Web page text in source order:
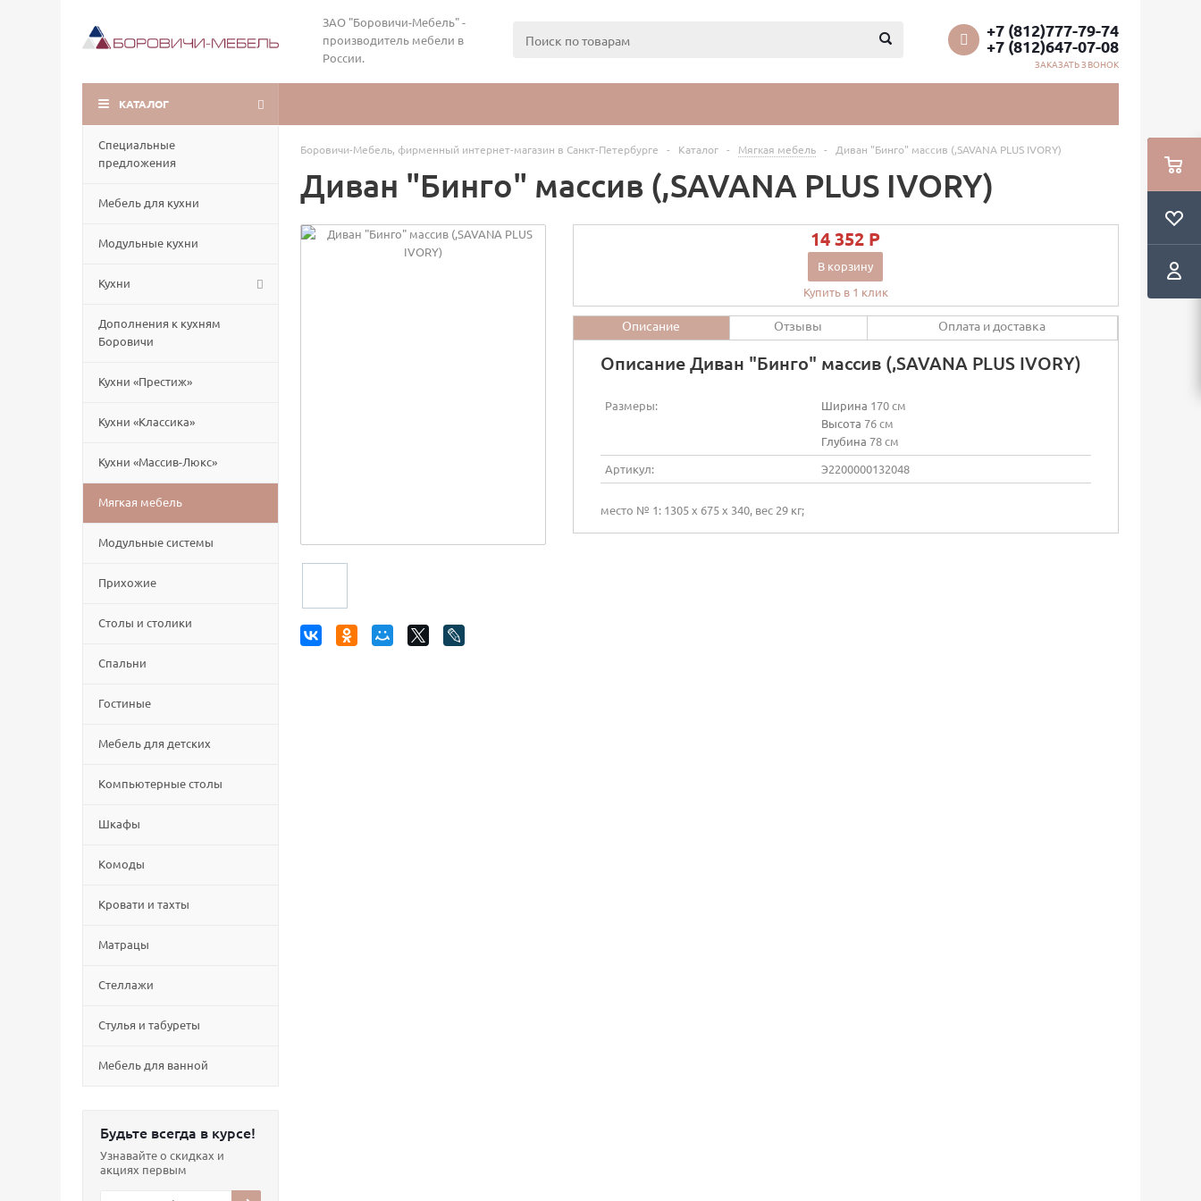
ЗАО "Боровичи-Мебель" -
производитель мебели в
России.
+7 (812)777-79-74
+7 (812)647-07-08
ЗАКАЗАТЬ ЗВОНОК
КАТАЛОГ
Специальные
предложения
Мебель для кухни
Модульные кухни
Кухни
Дополнения к кухням
Боровичи
Кухни «Престиж»
Кухни «Классика»
Кухни «Массив-Люкс»
Мягкая мебель
Модульные системы
Прихожие
Столы и столики
Спальни
Гостиные
Мебель для детских
Компьютерные столы
Шкафы
Комоды
Кровати и тахты
Матрацы
Стеллажи
Cтулья и табуреты
Мебель для ванной
Будьте всегда в курсе!
Узнавайте о скидках и
акциях первым
Боровичи-Мебель, фирменный интернет-магазин в Санкт-Петербурге - Каталог - Мягкая мебель - Диван "Бинго" массив (,SAVANA PLUS IVORY)
Диван "Бинго" массив (,SAVANA PLUS IVORY)
14 352 P
В корзину
Купить в 1 клик
Описание Отзывы Оплата и доставка
Описание Диван "Бинго" массив (,SAVANA PLUS IVORY)
Размеры: Ширина 170 см
Высота 76 см
Глубина 78 см
Артикул:
Э2200000132048
место № 1: 1305 х 675 х 340, вес 29 кг;